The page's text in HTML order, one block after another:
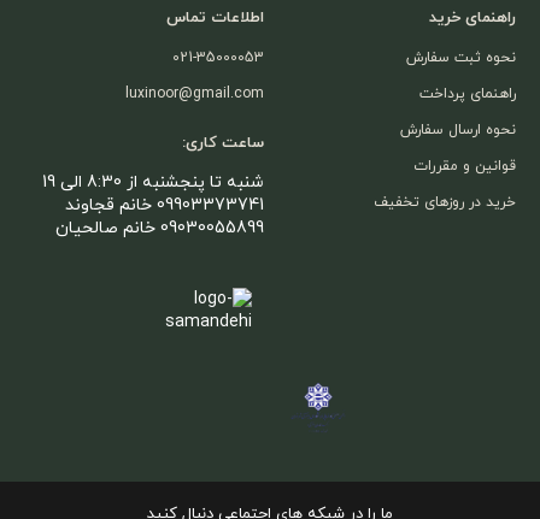
راهنمای خرید
نحوه ثبت سفارش
راهنمای پرداخت
نحوه ارسال سفارش
قوانین و مقررات
خرید در روزهای تخفیف
اطلاعات تماس
021-35000053
luxinoor@gmail.com
ساعت کاری:
شنبه تا پنجشنبه از 8:30 الی 19
09903373741 خانم قجاوند
09030055899 خانم صالحیان
ما را در شبکه های اجتماعی دنبال کنید